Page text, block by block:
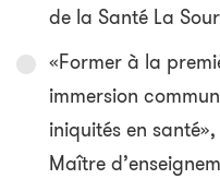
de la Santé La
«Former à la
immersion
iniquités en
Maître